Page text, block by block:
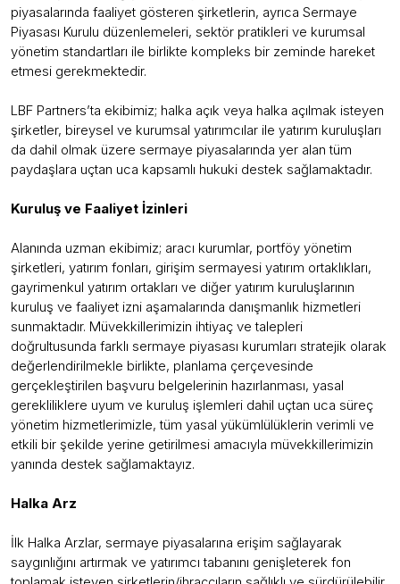
piyasalarında faaliyet gösteren şirketlerin, ayrıca Sermaye
Piyasası Kurulu düzenlemeleri, sektör pratikleri ve kurumsal
yönetim standartları ile birlikte kompleks bir zeminde hareket
etmesi gerekmektedir.
LBF Partners’ta ekibimiz; halka açık veya halka açılmak isteyen
şirketler, bireysel ve kurumsal yatırımcılar ile yatırım kuruluşları
da dahil olmak üzere sermaye piyasalarında yer alan tüm
paydaşlara uçtan uca kapsamlı hukuki destek sağlamaktadır.
Kuruluş ve Faaliyet İzinleri
Alanında uzman ekibimiz; aracı kurumlar, portföy yönetim
şirketleri, yatırım fonları, girişim sermayesi yatırım ortaklıkları,
gayrimenkul yatırım ortakları ve diğer yatırım kuruluşlarının
kuruluş ve faaliyet izni aşamalarında danışmanlık hizmetleri
sunmaktadır. Müvekkillerimizin ihtiyaç ve talepleri
doğrultusunda farklı sermaye piyasası kurumları stratejik olarak
değerlendirilmekle birlikte, planlama çerçevesinde
gerçekleştirilen başvuru belgelerinin hazırlanması, yasal
gerekliliklere uyum ve kuruluş işlemleri dahil uçtan uca süreç
yönetim hizmetlerimizle, tüm yasal yükümlülüklerin verimli ve
etkili bir şekilde yerine getirilmesi amacıyla müvekkillerimizin
yanında destek sağlamaktayız.
Halka Arz
İlk Halka Arzlar, sermaye piyasalarına erişim sağlayarak
saygınlığını artırmak ve yatırımcı tabanını genişleterek fon